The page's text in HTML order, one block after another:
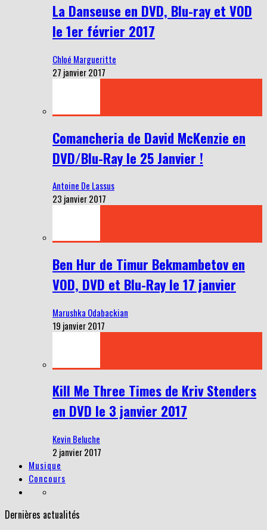
La Danseuse en DVD, Blu-ray et VOD
le 1er février 2017
Chloé Margueritte
27 janvier 2017
Comancheria de David McKenzie en
DVD/Blu-Ray le 25 Janvier !
Antoine De Lassus
23 janvier 2017
Ben Hur de Timur Bekmambetov en
VOD, DVD et Blu-Ray le 17 janvier
Marushka Odabackian
19 janvier 2017
Kill Me Three Times de Kriv Stenders
en DVD le 3 janvier 2017
Kevin Beluche
2 janvier 2017
Musique
Concours
Dernières actualités